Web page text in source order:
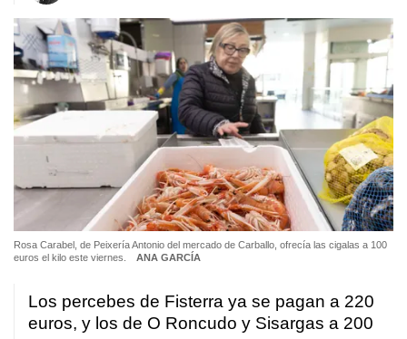
Rosa Carabel, de Peixería Antonio del mercado de Carballo, ofrecía las cigalas a 100
euros el kilo este viernes.
ANA GARCÍA
Los percebes de Fisterra ya se pagan a 220
euros, y los de O Roncudo y Sisargas a 200